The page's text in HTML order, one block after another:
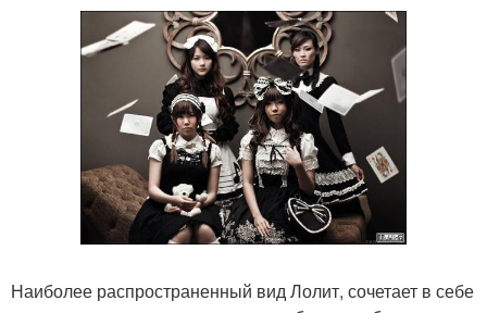
Наиболее распространенный вид Лолит, сочетает в себе